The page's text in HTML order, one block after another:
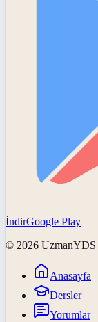
İndirGoogle Play
© 2026 UzmanYDS
Anasayfa
Dersler
Yorumlar